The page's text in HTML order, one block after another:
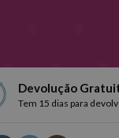
Devolução
Tem 15 dias para